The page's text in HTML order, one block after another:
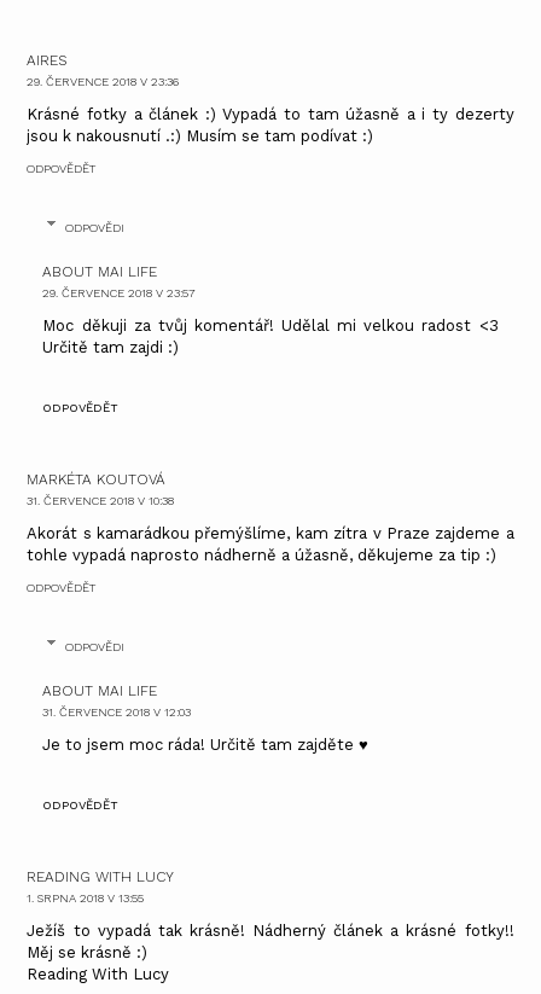
AIRES
29. ČERVENCE 2018 V 23:36
Krásné fotky a článek :) Vypadá to tam úžasně a i ty dezerty
jsou k nakousnutí .:) Musím se tam podívat :)
ODPOVĚDĚT
ODPOVĚDI
ABOUT MAI LIFE
29. ČERVENCE 2018 V 23:57
Moc děkuji za tvůj komentář! Udělal mi velkou radost <3
Určitě tam zajdi :)
ODPOVĚDĚT
MARKÉTA KOUTOVÁ
31. ČERVENCE 2018 V 10:38
Akorát s kamarádkou přemýšlíme, kam zítra v Praze zajdeme a
tohle vypadá naprosto nádherně a úžasně, děkujeme za tip :)
ODPOVĚDĚT
ODPOVĚDI
ABOUT MAI LIFE
31. ČERVENCE 2018 V 12:03
Je to jsem moc ráda! Určitě tam zajděte ♥
ODPOVĚDĚT
READING WITH LUCY
1. SRPNA 2018 V 13:55
Ježíš to vypadá tak krásně! Nádherný článek a krásné fotky!!
Měj se krásně :)
Reading With Lucy